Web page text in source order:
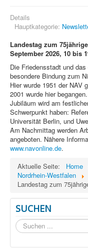
Details
Hauptkategorie:
Landestag zum
September 2026, 10 bis
Die Friedensstadt und
besondere Bindung zum
Hier wurde 1951 der NAV
2001 wurde hier
Jubiläum wird am
Schwerpunkt haben:
Universität Berlin, und
Am Nachmittag werden
angeboten. Nähere
www.navonline.de.
Aktuelle Seite:
Home
Nordrhein-Westfalen
Landestag zum
SUCHEN
Suchen
...